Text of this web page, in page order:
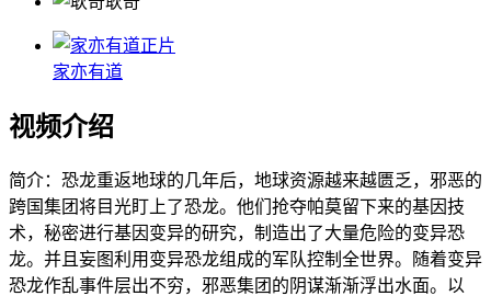
正片
家亦有道
视频介绍
简介： 恐龙重返地球的几年后，地球资源越来越匮乏，邪恶的
跨国集团将目光盯上了恐龙。他们抢夺帕莫留下来的基因技
术，秘密进行基因变异的研究，制造出了大量危险的变异恐
龙。并且妄图利用变异恐龙组成的军队控制全世界。随着变异
恐龙作乱事件层出不穷，邪恶集团的阴谋渐渐浮出水面。以